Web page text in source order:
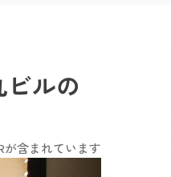
ビルの
含まれています